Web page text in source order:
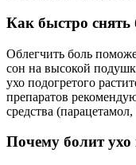
Как быстро снять
Облегчить боль
сон на высокой
ухо подогретого
препаратов
средства
Почему болит ухо